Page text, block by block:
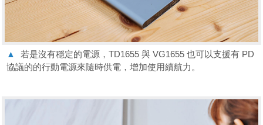
▲
若是沒有穩定的電源，TD1655 與 VG1655 也可以支援有 PD
協議的的行動電源來隨時供電，增加使用續航力。